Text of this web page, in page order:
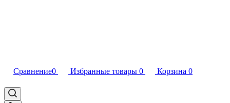
Сравнение0 Избранные товары 0 Корзина 0